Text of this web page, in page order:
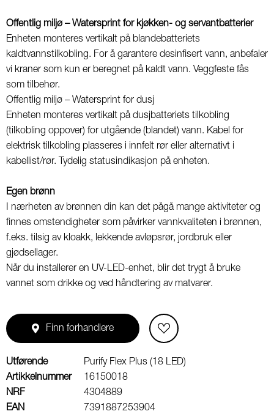
Offentlig miljø – Watersprint for kjøkken- og servantbatterier
Enheten monteres vertikalt på blandebatteriets
kaldtvannstilkobling. For å garantere desinfisert vann, anbefaler
vi kraner som kun er beregnet på kaldt vann. Veggfeste fås
som tilbehør.
Offentlig miljø – Watersprint for dusj
Enheten monteres vertikalt på dusjbatteriets tilkobling
(tilkobling oppover) for utgående (blandet) vann. Kabel for
elektrisk tilkobling plasseres i innfelt rør eller alternativt i
kabellist/rør. Tydelig statusindikasjon på enheten.
Egen brønn
I nærheten av brønnen din kan det pågå mange aktiviteter og
finnes omstendigheter som påvirker vannkvaliteten i brønnen,
f.eks. tilsig av kloakk, lekkende avløpsrør, jordbruk eller
gjødsellager.
Når du installerer en UV-LED-enhet, blir det trygt å bruke
vannet som drikke og ved håndtering av matvarer.
Finn forhandlere
Utførende
Purify Flex Plus (18 LED)
Artikkelnummer
16150018
NRF
4304889
EAN
7391887253904